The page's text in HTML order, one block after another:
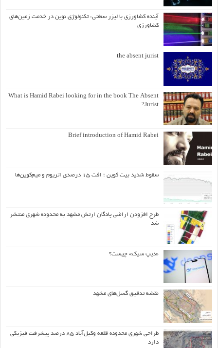
آینده کشاورزی با لیزر سطحی: تکنولوژی نوین در خدمت زمین‌های
کشاورزی
the absent jurist
What is Hamid Rabei looking for in the book The Absent
Jurist?
Brief introduction of Hamid Rabei
سقوط شدید بیت کوین ؛ افت ۱۵ درصدی اتریوم و میم‌کوین‌ها
طرح افزودن اراضی پادگان ارتش مشهد به محدوده شهری منتشر
شد
«دیپ سیک» چیست؟
نقشه تدقیق گسل‌های مشهد
طراحی شهری محدوده قلعه وکیل‌آباد ۸۵ درصد پیشرفت فیزیکی
دارد